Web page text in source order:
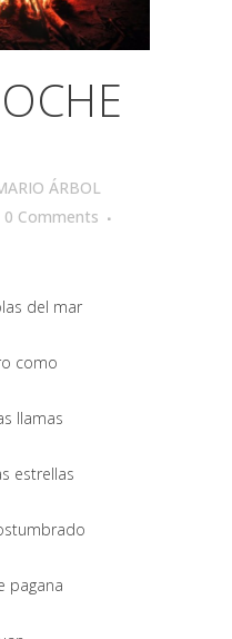
ÁRBOL
0 Comments
del mar
como
llamas
estrellas
pagana